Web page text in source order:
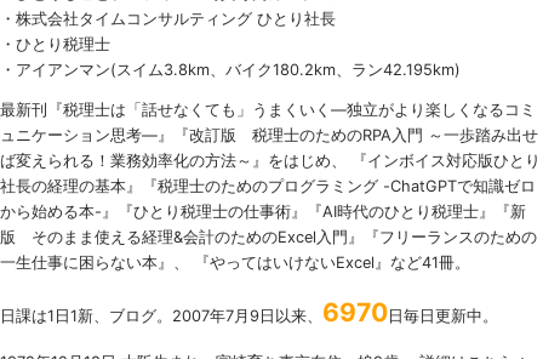
・株式会社タイムコンサルティング ひとり社長
・ひとり税理士
・アイアンマン(スイム3.8km、バイク180.2km、ラン42.195km)
最新刊『税理士は「話せなくても」うまくいく ―独立がより楽しくなるコミ
ュニケーション思考―』『改訂版 税理士のためのRPA入門 ～一歩踏み出せ
ば変えられる！業務効率化の方法～』をはじめ、 『インボイス対応版ひとり
社長の経理の基本』『税理士のためのプログラミング -ChatGPTで知識ゼロ
から始める本-』『ひとり税理士の仕事術』『AI時代のひとり税理士』『新
版 そのまま使える経理&会計のためのExcel入門』『フリーランスのための
一生仕事に困らない本』、 『やってはいけないExcel』など41冊。
日課は1日1新、ブログ。2007年7月9日以来、 6970 日毎日更新中。